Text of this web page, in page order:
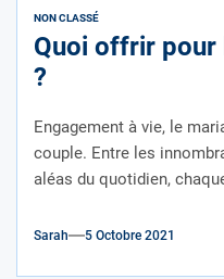
NON CLASSÉ
Quoi offrir pour
?
Engagement à vie, le
couple. Entre les
aléas du quotidien,
Sarah 5 Octobre 2021